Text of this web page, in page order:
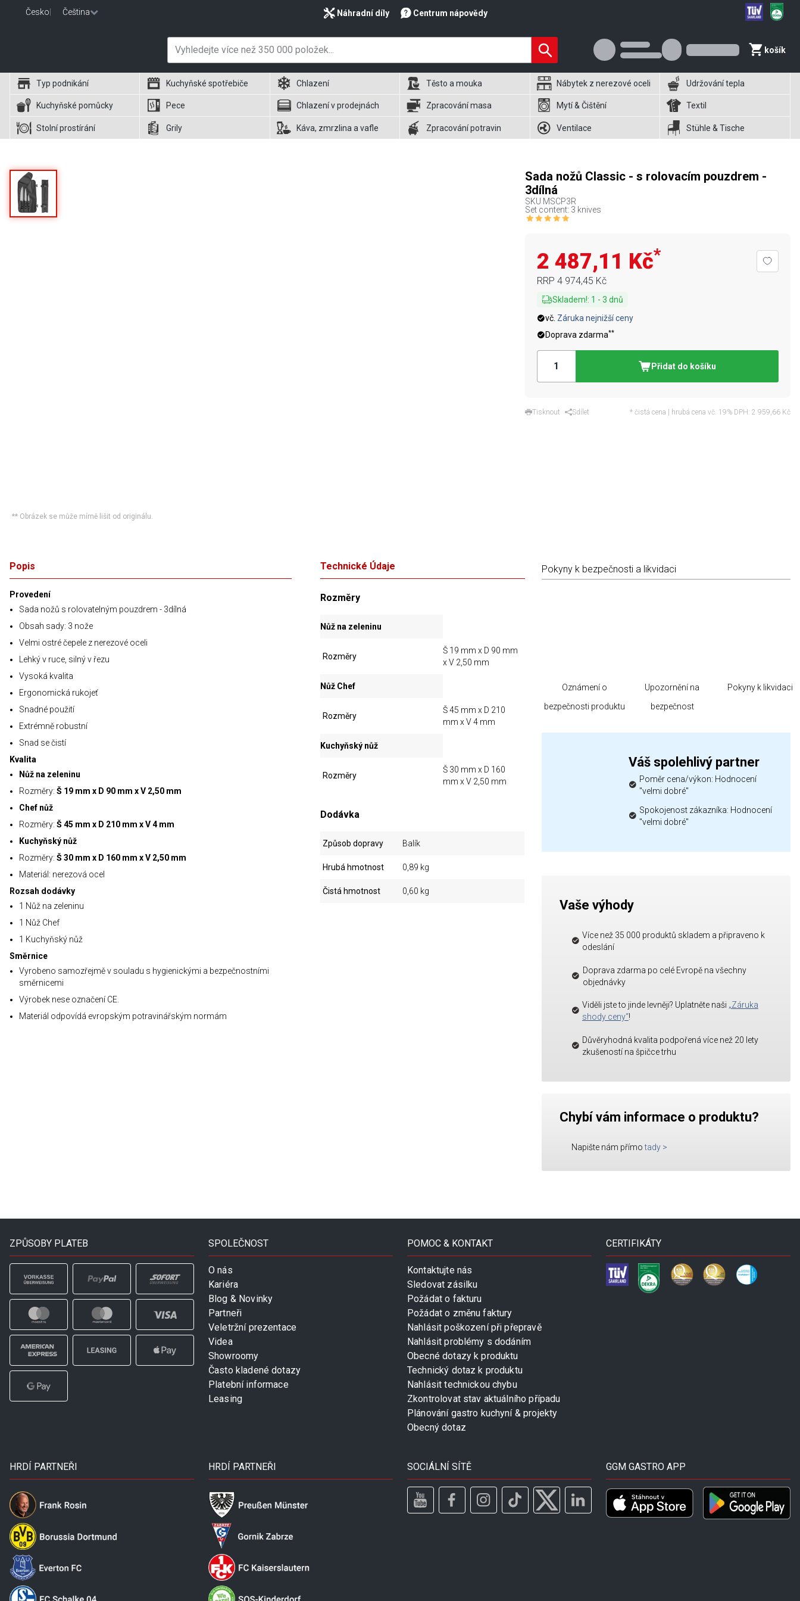
Česko Čeština Náhradní díly Centrum nápovědy
košík
Typ podnikání Kuchyňské spotřebiče Chlazení Těsto a mouka Nábytek z nerezové oceli Udržování tepla
Kuchyňské pomůcky Pece Chlazení v prodejnách Zpracování masa Mytí & Čištění Textil
Stolní prostírání Grily Káva, zmrzlina a vafle Zpracování potravin Ventilace Stühle & Tische
** Obrázek se může mírně lišit od originálu.
Sada nožů Classic - s rolovacím pouzdrem -
3dílná
SKU MSCP3R
Set content: 3 knives
2 487,11 Kč*
RRP 4 974,45 Kč
Skladem!: 1 - 3 dnů
vč. Záruka nejnižší ceny
Doprava zdarma**
Přidat do košíku
Tisknout Sdílet * čistá cena | hrubá cena vč. 19% DPH: 2 959,66 Kč
Popis
Provedení
Sada nožů s rolovatelným pouzdrem - 3dílná
Obsah sady: 3 nože
Velmi ostré čepele z nerezové oceli
Lehký v ruce, silný v řezu
Vysoká kvalita
Ergonomická rukojeť
Snadné použití
Extrémně robustní
Snad se čistí
Kvalita
Nůž na zeleninu
Rozměry: Š 19 mm x D 90 mm x V 2,50 mm
Chef nůž
Rozměry: Š 45 mm x D 210 mm x V 4 mm
Kuchyňský nůž
Rozměry: Š 30 mm x D 160 mm x V 2,50 mm
Materiál: nerezová ocel
Rozsah dodávky
1 Nůž na zeleninu
1 Nůž Chef
1 Kuchyňský nůž
Směrnice
Vyrobeno samozřejmě v souladu s hygienickými a bezpečnostními
směrnicemi
Výrobek nese označení CE.
Materiál odpovídá evropským potravinářským normám
Technické Údaje
Rozměry
Nůž na zeleninu
Rozměry
Š 19 mm x D 90 mm
x V 2,50 mm
Nůž Chef
Rozměry
Š 45 mm x D 210
mm x V 4 mm
Kuchyňský nůž
Rozměry
Š 30 mm x D 160
mm x V 2,50 mm
Dodávka
Způsob dopravy Balík
Hrubá hmotnost 0,89 kg
Čistá hmotnost 0,60 kg
Pokyny k bezpečnosti a likvidaci
Oznámení o
bezpečnosti produktu
Upozornění na
bezpečnost
Pokyny k likvidaci
Váš spolehlivý partner
Poměr cena/výkon: Hodnocení
"velmi dobré"
Spokojenost zákazníka: Hodnocení
"velmi dobré"
Vaše výhody
Více než 35 000 produktů skladem a připraveno k
odeslání
Doprava zdarma po celé Evropě na všechny
objednávky
Viděli jste to jinde levněji? Uplatněte naši „Záruka
shody ceny“!
Důvěryhodná kvalita podpořená více než 20 lety
zkušeností na špičce trhu
Chybí vám informace o produktu?
Napište nám přímo tady >
ZPŮSOBY PLATEB SPOLEČNOST
O nás
Kariéra
Blog & Novinky
Partneři
Veletržní prezentace
Videa
Showroomy
Často kladené dotazy
Platební informace
Leasing
POMOC & KONTAKT
Kontaktujte nás
Sledovat zásilku
Požádat o fakturu
Požádat o změnu faktury
Nahlásit poškození při přepravě
Nahlásit problémy s dodáním
Obecné dotazy k produktu
Technický dotaz k produktu
Nahlásit technickou chybu
Zkontrolovat stav aktuálního případu
Plánování gastro kuchyní & projekty
Obecný dotaz
CERTIFIKÁTY
HRDÍ PARTNEŘI HRDÍ PARTNEŘI SOCIÁLNÍ SÍTĚ GGM GASTRO APP